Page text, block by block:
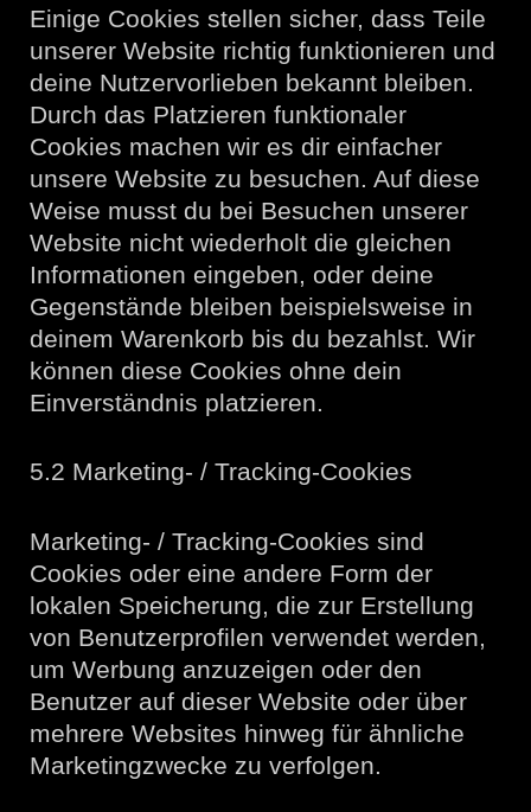
Einige Cookies stellen sicher, dass Teile
unserer Website richtig funktionieren und
deine Nutzervorlieben bekannt bleiben.
Durch das Platzieren funktionaler
Cookies machen wir es dir einfacher
unsere Website zu besuchen. Auf diese
Weise musst du bei Besuchen unserer
Website nicht wiederholt die gleichen
Informationen eingeben, oder deine
Gegenstände bleiben beispielsweise in
deinem Warenkorb bis du bezahlst. Wir
können diese Cookies ohne dein
Einverständnis platzieren.
5.2 Marketing- / Tracking-Cookies
Marketing- / Tracking-Cookies sind
Cookies oder eine andere Form der
lokalen Speicherung, die zur Erstellung
von Benutzerprofilen verwendet werden,
um Werbung anzuzeigen oder den
Benutzer auf dieser Website oder über
mehrere Websites hinweg für ähnliche
Marketingzwecke zu verfolgen.